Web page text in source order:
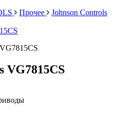
Прочее
Johnson Controls
VG7815CS